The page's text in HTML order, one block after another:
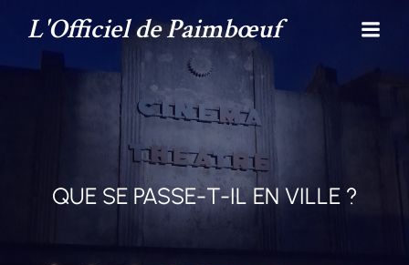
L'Officiel de Paimbœuf
QUE SE PASSE-T-IL EN VILLE ?